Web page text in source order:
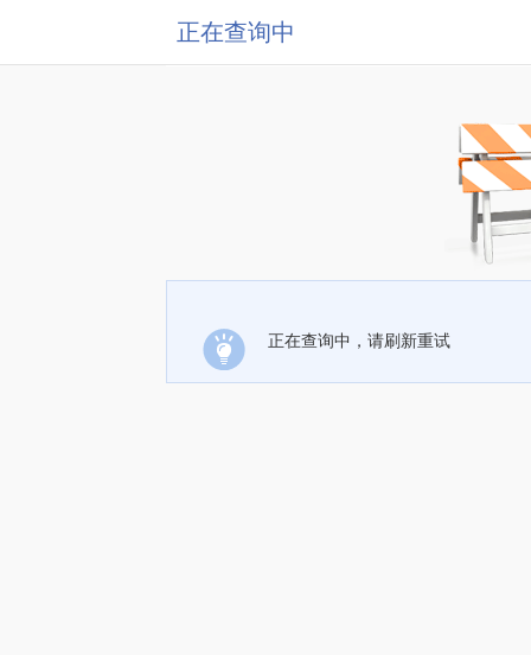
正在查询中
正在查询中，请刷新重试